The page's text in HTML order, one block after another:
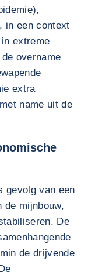
in een context
extreme
overname
extra
name uit de
gevolg van een
de mijnbouw,
De
de drijvende